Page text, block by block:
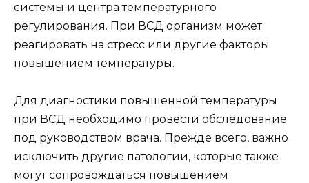
системы и центра температурного
регулирования. При ВСД организм может
реагировать на стресс или другие факторы
повышением температуры.
Для диагностики повышенной температуры
при ВСД необходимо провести обследование
под руководством врача. Прежде всего, важно
исключить другие патологии, которые также
могут сопровождаться повышением